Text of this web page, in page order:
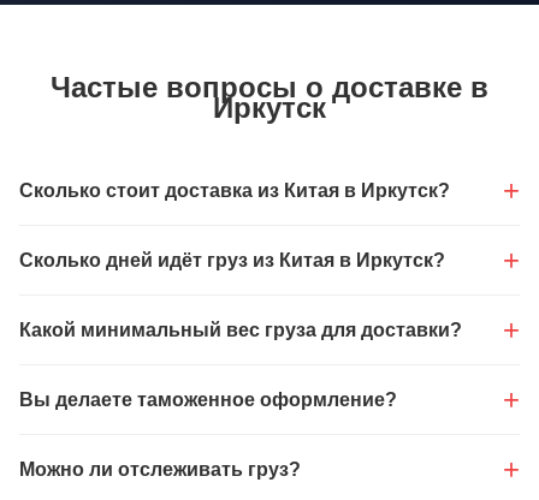
Частые вопросы о доставке в
Иркутск
Сколько стоит доставка из Китая в Иркутск?
Сколько дней идёт груз из Китая в Иркутск?
Какой минимальный вес груза для доставки?
Вы делаете таможенное оформление?
Можно ли отслеживать груз?